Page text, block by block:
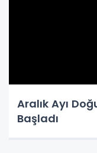
Aralık Ayı
Başladı